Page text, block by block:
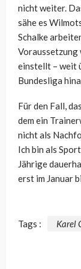
nicht weiter.
sähe es
Schalke
Voraussetzung
einstellt – weit
Bundesliga
Für den Fall,
dem ein
nicht als
Ich bin als
Jährige
erst im Januar
Tags : Karel